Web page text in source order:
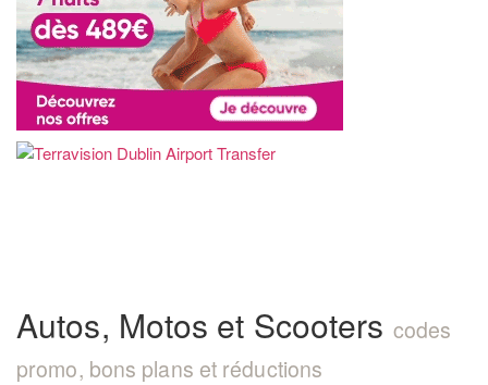
Autos, Motos et Scooters codes
promo, bons plans et réductions